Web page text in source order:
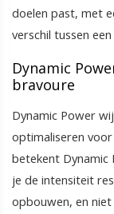
doelen past, met
verschil tussen
Dynamic
bravoure
Dynamic Power
optimaliseren
betekent Dynamic
je de intensiteit
opbouwen, en